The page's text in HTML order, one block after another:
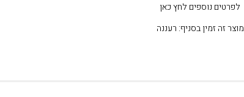
לפרטים נוספים לחץ כאן
מוצר זה זמין בסניף: רעננה